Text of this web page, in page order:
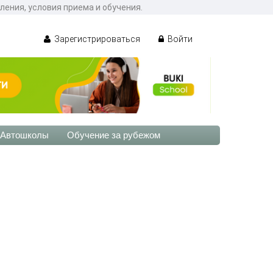
условия приема и обучения.
Зарегистрироваться Войти
Автошколы Обучение за рубежом